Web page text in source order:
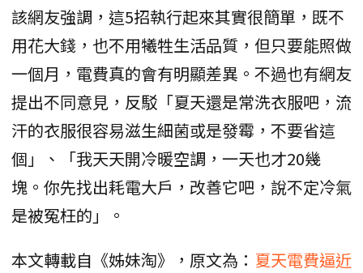
該網友強調，這5招執行起來其實很簡單，既不
用花大錢，也不用犧牲生活品質，但只要能照做
一個月，電費真的會有明顯差異。不過也有網友
提出不同意見，反駁「夏天還是常洗衣服吧，流
汗的衣服很容易滋生細菌或是發霉，不要省這
個」、「我天天開冷暖空調，一天也才20幾
塊。你先找出耗電大戶，改善它吧，說不定冷氣
是被冤枉的」。
本文轉載自《姊妹淘》，原文為： 夏天電費逼近